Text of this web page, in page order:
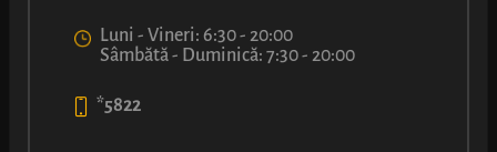
Luni - Vineri: 6:30 - 20:00
Sâmbătă - Duminică: 7:30 - 20:00
*5822